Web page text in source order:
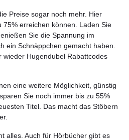
Preise sogar noch mehr. Hier
75% erreichen können. Laden Sie
Sie die Spannung im
ein Schnäppchen gemacht haben.
wieder Hugendubel Rabattcodes
eine weitere Möglichkeit, günstig
Sie noch immer bis zu 55%
Titel. Das macht das Stöbern
alles. Auch für Hörbücher gibt es